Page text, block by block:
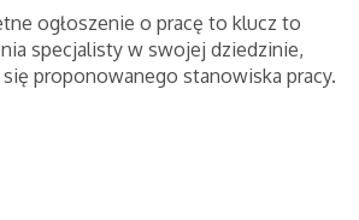
ogłoszenie o pracę to klucz to
specjalisty w swojej dziedzinie,
proponowanego stanowiska pracy.